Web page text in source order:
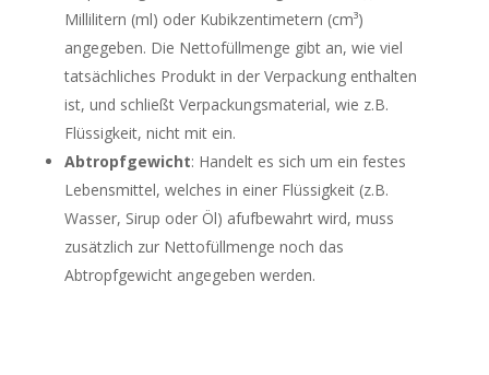
Millilitern (ml) oder Kubikzentimetern (cm³)
angegeben. Die Nettofüllmenge gibt an, wie viel
tatsächliches Produkt in der Verpackung enthalten
ist, und schließt Verpackungsmaterial, wie z.B.
Flüssigkeit, nicht mit ein.
Abtropfgewicht: Handelt es sich um ein festes
Lebensmittel, welches in einer Flüssigkeit (z.B.
Wasser, Sirup oder Öl) afufbewahrt wird, muss
zusätzlich zur Nettofüllmenge noch das
Abtropfgewicht angegeben werden.